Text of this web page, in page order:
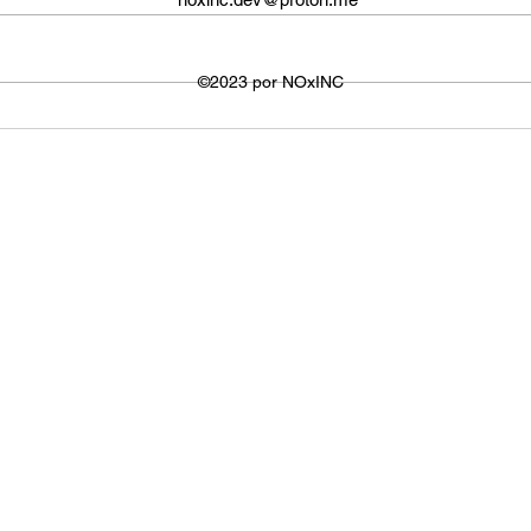
utilizada para visualizar os
de
©2023 por NOxINC